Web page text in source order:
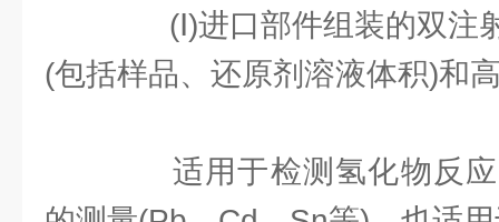
(Ⅰ)进口部件组装的双注
(包括样品、还原剂溶液体积)和
适用于检测氢化物反应